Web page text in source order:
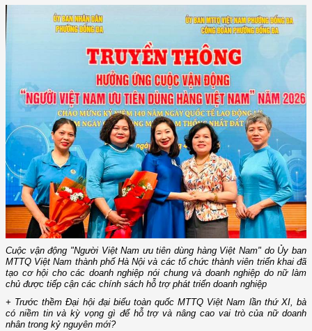
Cuộc vận động "Người Việt Nam ưu tiên dùng hàng Việt Nam" do Ủy ban
MTTQ Việt Nam thành phố Hà Nội và các tổ chức thành viên triển khai đã
tạo cơ hội cho các doanh nghiệp nói chung và doanh nghiệp do nữ làm
chủ được tiếp cận các chính sách hỗ trợ phát triển doanh nghiệp
+ Trước thềm Đại hội đại biểu toàn quốc MTTQ Việt Nam lần thứ XI, bà
có niềm tin và kỳ vọng gì để hỗ trợ và nâng cao vai trò của nữ doanh
nhân trong kỷ nguyên mới?